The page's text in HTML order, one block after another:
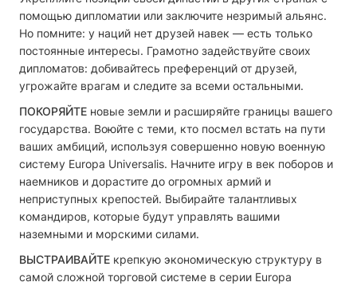
помощью дипломатии или заключите незримый альянс.
Но помните: у наций нет друзей навек — есть только
постоянные интересы. Грамотно задействуйте своих
дипломатов: добивайтесь преференций от друзей,
угрожайте врагам и следите за всеми остальными.
ПОКОРЯЙТЕ новые земли и расширяйте границы вашего
государства. Воюйте с теми, кто посмел встать на пути
ваших амбиций, используя совершенно новую военную
систему Europa Universalis. Начните игру в век поборов и
наемников и дорастите до огромных армий и
неприступных крепостей. Выбирайте талантливых
командиров, которые будут управлять вашими
наземными и морскими силами.
ВЫСТРАИВАЙТЕ крепкую экономическую структуру в
самой сложной торговой системе в серии Europa